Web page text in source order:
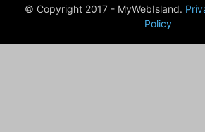
© Copyright 2017 - MyWebIsland.
Policy